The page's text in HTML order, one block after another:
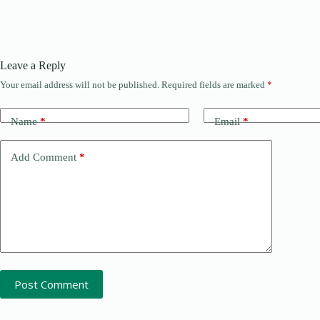
Leave a Reply
Your email address will not be published. Required fields are marked *
Name* Email*
Add Comment *
Post Comment